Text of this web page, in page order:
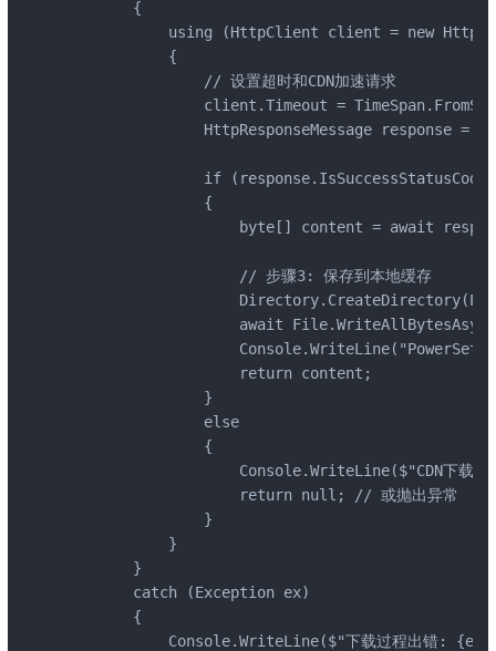
        {
using (HttpClient client = new
            {
                // 设置超时和CDN加速请求
client.Timeout =
HttpResponseMessage response =
                if (response.IsSuccessStatusCode)
                {
byte[] content = await
                    // 步骤3: 保存到本地缓存
await
                    return content;
                }
                else
                {
Console.WriteLine($"CDN下载失
                    return null; // 或抛出异常
                }
            }
        }
        catch (Exception ex)
        {
Console.WriteLine($"下载过程出错: